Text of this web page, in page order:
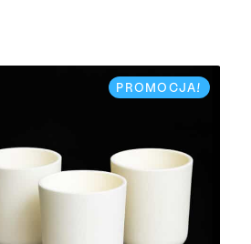
PROMOCJA!